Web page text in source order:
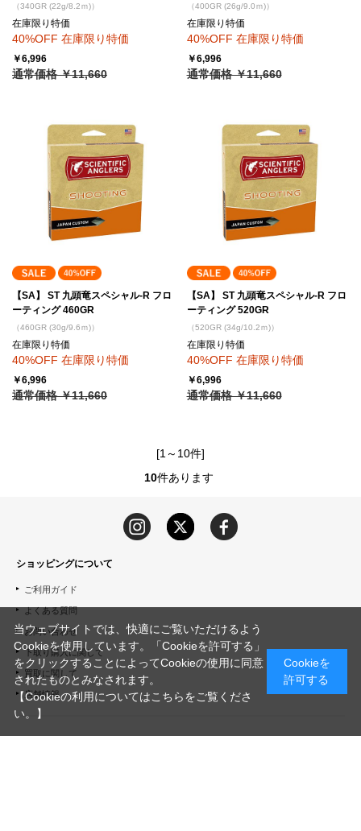
（340GR (22g/8.2ｍ)）
在庫限り特価
40%OFF 在庫限り特価
￥6,996
通常価格 ￥11,660
（400GR (26g/9.0ｍ)）
在庫限り特価
40%OFF 在庫限り特価
￥6,996
通常価格 ￥11,660
【SA】 ST 九頭竜スペシャル-R フロ
ーティング 460GR
（460GR (30g/9.6ｍ)）
在庫限り特価
40%OFF 在庫限り特価
￥6,996
通常価格 ￥11,660
【SA】 ST 九頭竜スペシャル-R フロ
ーティング 520GR
（520GR (34g/10.2ｍ)）
在庫限り特価
40%OFF 在庫限り特価
￥6,996
通常価格 ￥11,660
[1～10件]
10件あります
ショッピングについて
ご利用ガイド
よくある質問
お問い合わせ
下取り購入に関して
買取に関して
店舗情報
当ウェブサイトでは、快適にご覧いただけるよう
Cookieを使用しています。「Cookieを許可する」
をクリックすることによってCookieの使用に同意
されたものとみなされます。
【Cookieの利用についてはこちらをご覧くださ
い。】
Cookieを
許可する